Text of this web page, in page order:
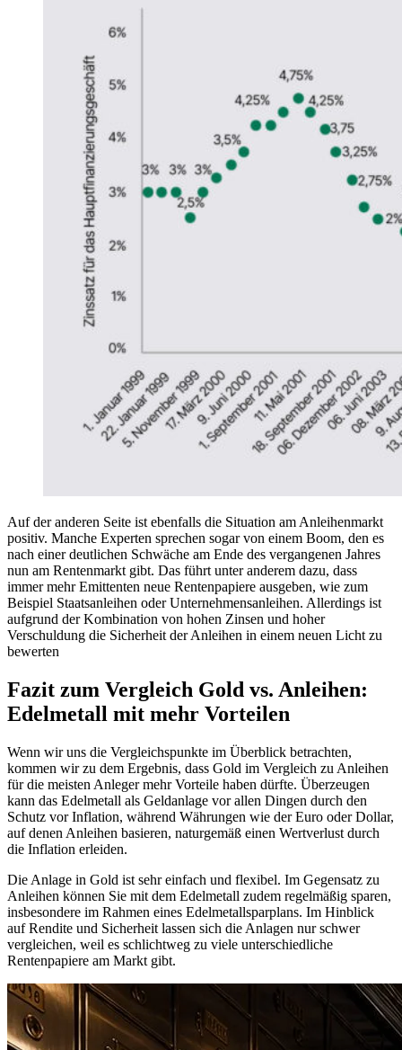
Auf der anderen Seite ist ebenfalls die Situation am Anleihenmarkt
positiv. Manche Experten sprechen sogar von einem Boom, den es
nach einer deutlichen Schwäche am Ende des vergangenen Jahres
nun am Rentenmarkt gibt. Das führt unter anderem dazu, dass
immer mehr Emittenten neue Rentenpapiere ausgeben, wie zum
Beispiel Staatsanleihen oder Unternehmensanleihen. Allerdings ist
aufgrund der Kombination von hohen Zinsen und hoher
Verschuldung die Sicherheit der Anleihen in einem neuen Licht zu
bewerten
Fazit zum Vergleich Gold vs. Anleihen:
Edelmetall mit mehr Vorteilen
Wenn wir uns die Vergleichspunkte im Überblick betrachten,
kommen wir zu dem Ergebnis, dass Gold im Vergleich zu Anleihen
für die meisten Anleger mehr Vorteile haben dürfte. Überzeugen
kann das Edelmetall als Geldanlage vor allen Dingen durch den
Schutz vor Inflation, während Währungen wie der Euro oder Dollar,
auf denen Anleihen basieren, naturgemäß einen Wertverlust durch
die Inflation erleiden.
Die Anlage in Gold ist sehr einfach und flexibel. Im Gegensatz zu
Anleihen können Sie mit dem Edelmetall zudem regelmäßig sparen,
insbesondere im Rahmen eines Edelmetallsparplans. Im Hinblick
auf Rendite und Sicherheit lassen sich die Anlagen nur schwer
vergleichen, weil es schlichtweg zu viele unterschiedliche
Rentenpapiere am Markt gibt.